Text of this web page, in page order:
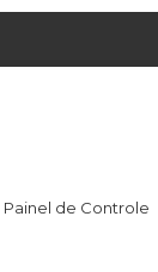
Painel de Controle